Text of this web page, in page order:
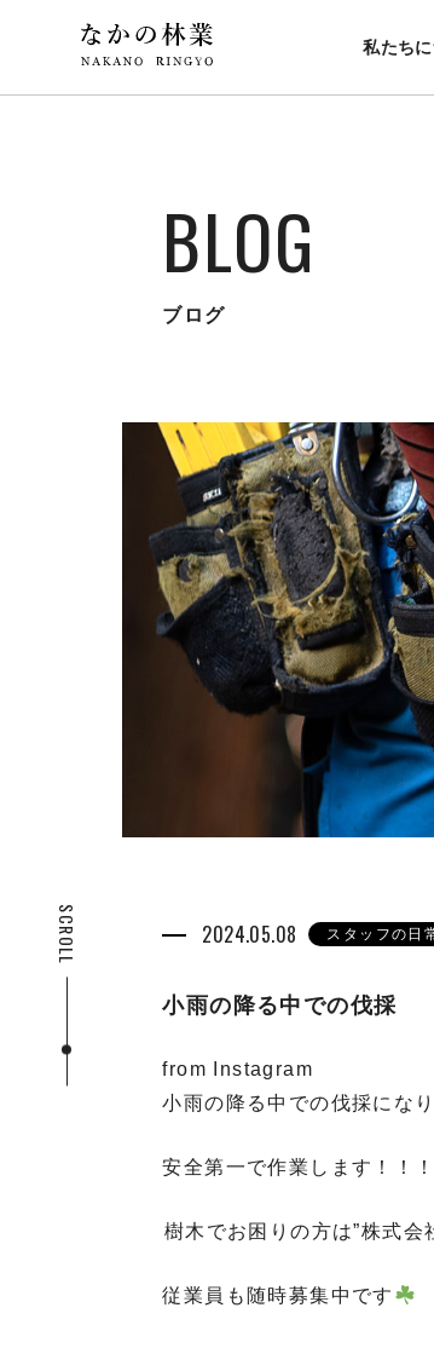
私たち
BLOG
ブログ
SCROLL 2024.05.08 スタッフの日
小雨の降る中での伐採
from Instagram
小雨の降る中での伐採になり
安全第一で作業します！！！
樹木でお困りの方は”株式会
従業員も随時募集中です